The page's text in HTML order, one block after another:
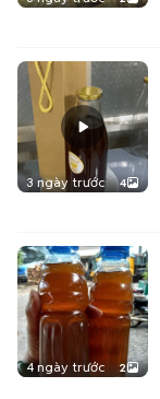
3 ngày trước 4
4 ngày trước 2